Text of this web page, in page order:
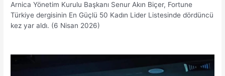
Arnica Yönetim Kurulu Başkanı Senur Akın Biçer, Fortune
Türkiye dergisinin En Güçlü 50 Kadın Lider Listesinde dördüncü
kez yar aldı. (6 Nisan 2026)